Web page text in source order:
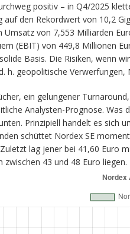
positiv – in Q4/2025
auf den Rekordwert von 10,2
Umsatz von 7,553 Milliarden
(EBIT) von 449,8 Millionen
Basis. Die Risiken, wenn
h. geopolitische
ein gelungener
Analysten-Prognose. Was
Prinzipiell handelt es sich
schüttet Nordex SE
lag jener bei 41,60 Euro
zwischen 43 und 48 Euro liegen.